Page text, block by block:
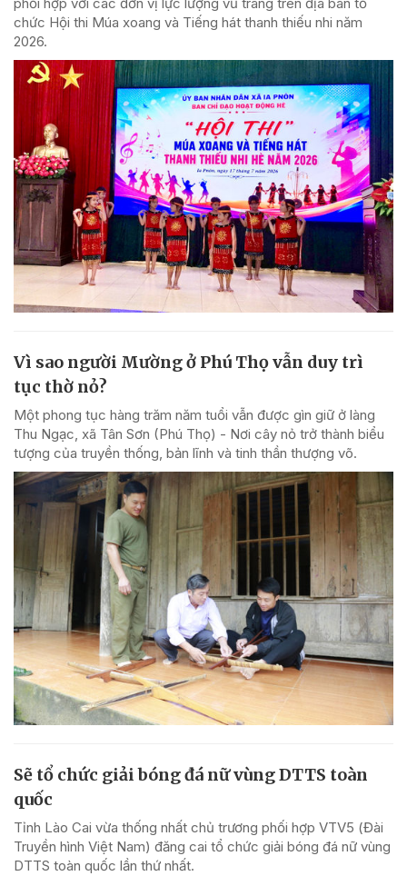
chức Hội thi Múa xoang và Tiếng hát thanh thiếu nhi năm
2026.
Vì sao người Mường ở Phú Thọ vẫn duy trì
tục thờ nỏ?
Một phong tục hàng trăm năm tuổi vẫn được gìn giữ ở làng
Thu Ngạc, xã Tân Sơn (Phú Thọ) - Nơi cây nỏ trở thành biểu
tượng của truyền thống, bản lĩnh và tinh thần thượng võ.
Sẽ tổ chức giải bóng đá nữ vùng DTTS toàn
quốc
Tỉnh Lào Cai vừa thống nhất chủ trương phối hợp VTV5 (Đài
Truyền hình Việt Nam) đăng cai tổ chức giải bóng đá nữ vùng
DTTS toàn quốc lần thứ nhất.